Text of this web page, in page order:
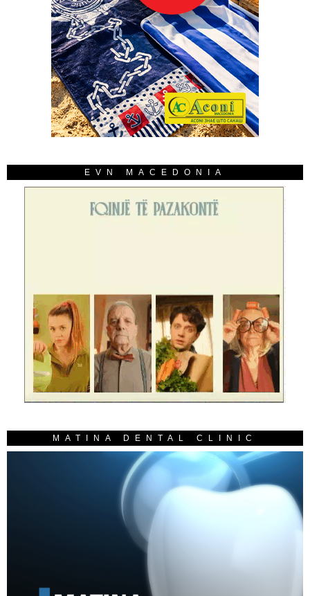
EVN MACEDONIA
MATINA DENTAL CLINIC